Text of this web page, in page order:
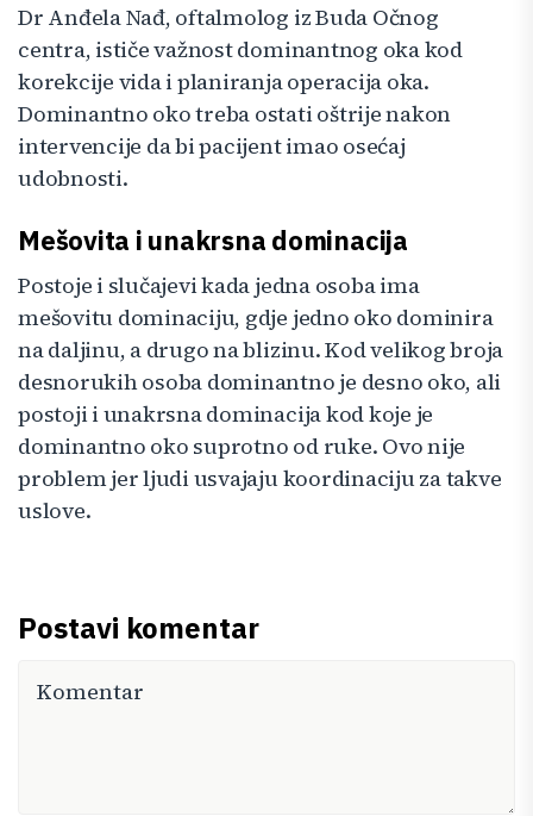
Dr Anđela Nađ, oftalmolog iz Buda Očnog
centra, ističe važnost dominantnog oka kod
korekcije vida i planiranja operacija oka.
Dominantno oko treba ostati oštrije nakon
intervencije da bi pacijent imao osećaj
udobnosti.
Mešovita i unakrsna dominacija
Postoje i slučajevi kada jedna osoba ima
mešovitu dominaciju, gdje jedno oko dominira
na daljinu, a drugo na blizinu. Kod velikog broja
desnorukih osoba dominantno je desno oko, ali
postoji i unakrsna dominacija kod koje je
dominantno oko suprotno od ruke. Ovo nije
problem jer ljudi usvajaju koordinaciju za takve
uslove.
Postavi komentar